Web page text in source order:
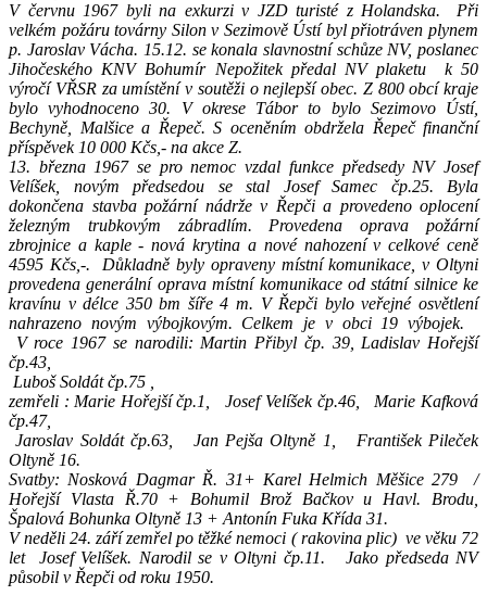
V červnu 1967 byli na exkurzi v JZD turisté z Holandska.
Při
velkém požáru továrny Silon v Sezimově Ústí byl přiotráven plynem
p. Jaroslav Vácha. 15.12. se konala slavnostní schůze NV, poslanec
Jihočeského KNV Bohumír Nepožitek předal NV plaketu
k 50
výročí VŘSR za umístění v soutěži o nejlepší obec. Z 800 obcí kraje
bylo vyhodnoceno 30. V okrese Tábor to bylo Sezimovo Ústí,
Bechyně, Malšice a Řepeč. S oceněním obdržela Řepeč finanční
příspěvek 10 000 Kčs,- na akce Z.
13. března 1967 se pro nemoc vzdal funkce předsedy NV Josef
Velíšek, novým předsedou se stal Josef Samec čp.25. Byla
dokončena stavba požární nádrže v Řepči a provedeno oplocení
železným trubkovým zábradlím. Provedena oprava požární
zbrojnice a kaple - nová krytina a nové nahození v celkové ceně
4595 Kčs,-.
Důkladně byly opraveny místní komunikace, v Oltyni
provedena generální oprava místní komunikace od státní silnice ke
kravínu v délce 350 bm šíře 4 m. V Řepči bylo veřejné osvětlení
nahrazeno novým výbojkovým. Celkem je v obci 19 výbojek.
V roce 1967 se narodili: Martin Přibyl čp. 39, Ladislav Hořejší
čp.43,
Luboš Soldát čp.75 ,
zemřeli : Marie Hořejší čp.1,
Josef Velíšek čp.46,
Marie Kafková
čp.47,
Jaroslav Soldát čp.63,
Jan Pejša Oltyně 1,
František Pileček
Oltyně 16.
Svatby: Nosková Dagmar Ř. 31+ Karel Helmich Měšice 279
/
Hořejší Vlasta Ř.70 + Bohumil Brož Bačkov u Havl. Brodu,
Špalová Bohunka Oltyně 13 + Antonín Fuka Křída 31.
V neděli 24. září zemřel po těžké nemoci ( rakovina plic) ve věku 72
let
Josef Velíšek. Narodil se v Oltyni čp.11.
Jako předseda NV
působil v Řepči od roku 1950.